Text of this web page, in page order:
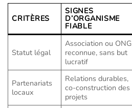
CRITÈRES
SIGNES
D’ORGANISME
FIABLE
Statut légal
Association ou ONG
reconnue, sans but
lucratif
Partenariats
locaux
Relations durables,
co-construction des
projets